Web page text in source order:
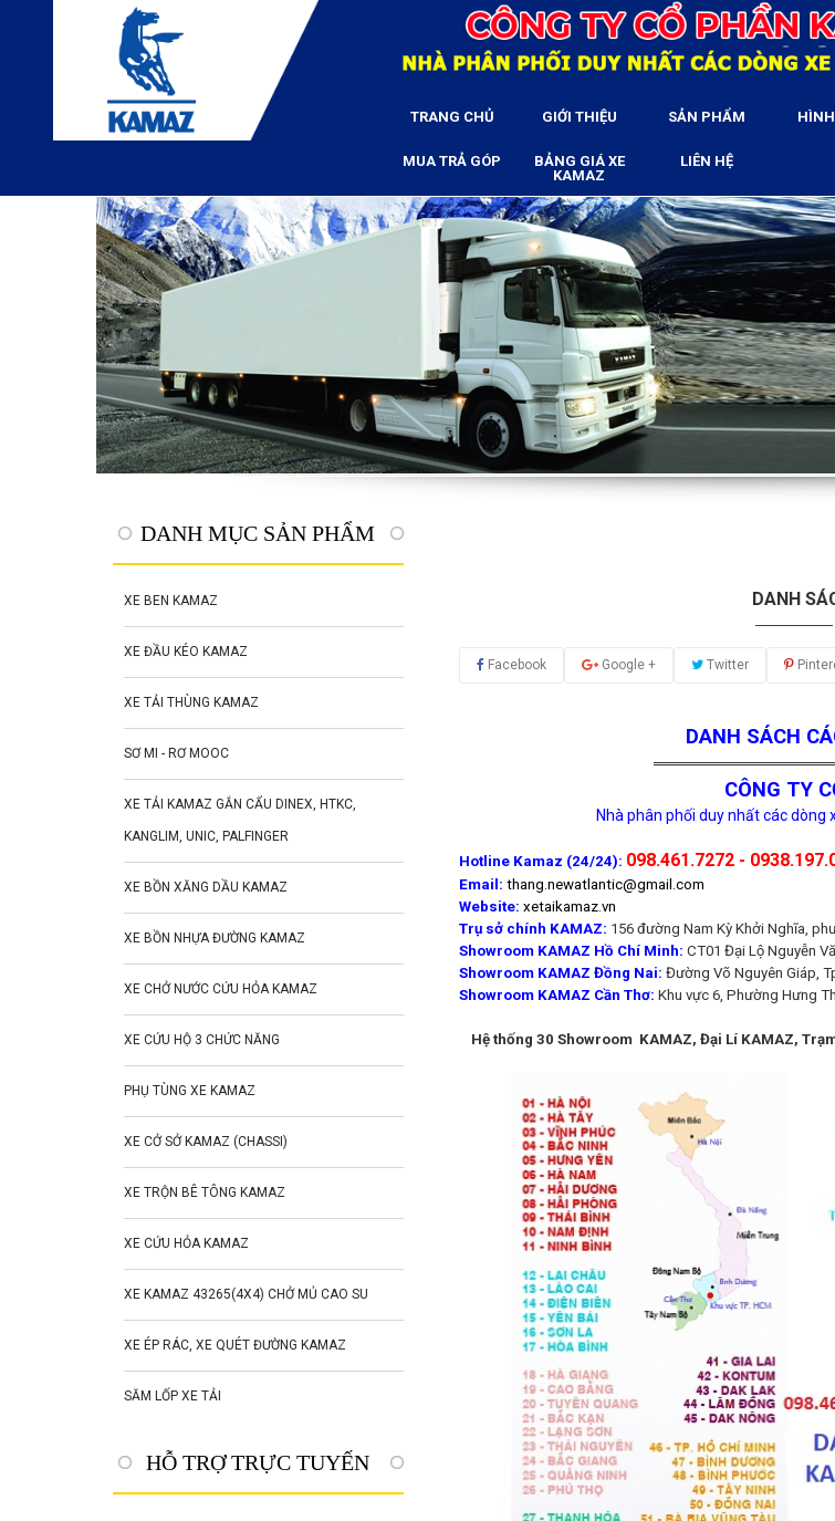
TRANG CHỦ GIỚI THIỆU SẢN PHẨM
MUA TRẢ GÓP
BẢNG GIÁ XE
KAMAZ
LIÊN HỆ
DANH MỤC SẢN PHẨM
XE BEN KAMAZ
XE ĐẦU KÉO KAMAZ
XE TẢI THÙNG KAMAZ
SƠ MI - RƠ MOOC
XE TẢI KAMAZ GẮN CẨU DINEX, HTKC,
KANGLIM, UNIC, PALFINGER
XE BỒN XĂNG DẦU KAMAZ
XE BỒN NHỰA ĐƯỜNG KAMAZ
XE CHỞ NƯỚC CỨU HỎA KAMAZ
XE CỨU HỘ 3 CHỨC NĂNG
PHỤ TÙNG XE KAMAZ
XE CỞ SỞ KAMAZ (CHASSI)
XE TRỘN BÊ TÔNG KAMAZ
XE CỨU HỎA KAMAZ
XE KAMAZ 43265(4X4) CHỞ MỦ CAO SU
XE ÉP RÁC, XE QUÉT ĐƯỜNG KAMAZ
SĂM LỐP XE TẢI
HỖ TRỢ TRỰC TUYẾN
DANH
Facebook Google + Twitter
DANH SÁCH
CÔNG TY
Nhà phân phối duy nhất các
Hotline Kamaz (24/24): 098.461.7272 -
Email: thang.newatlantic@gmail.com
Website: xetaikamaz.vn
Trụ sở chính KAMAZ: 156 đường Nam Kỳ Khởi Nghĩa,
Showroom KAMAZ Hồ Chí Minh: CT01 Đại Lộ Nguyễn
Showroom KAMAZ Đồng Nai: Đường Võ Nguyên Giáp,
Showroom KAMAZ Cần Thơ: Khu vực 6, Phường Hưng
Hệ thống 30 Showroom KAMAZ, Đại Lí KAMAZ,